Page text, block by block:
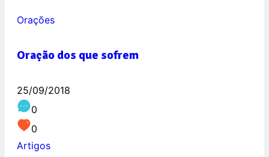
Orações
Oração dos que sofrem
25/09/2018
0
0
Artigos